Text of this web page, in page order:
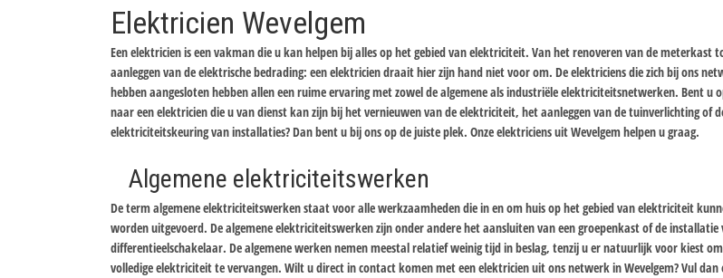
Elektricien Wevelgem
Een elektricien is een vakman die u kan helpen bij alles op het gebied van elektriciteit. Van het renoveren van de meterkast
aanleggen van de elektrische bedrading: een elektricien draait hier zijn hand niet voor om. De elektriciens die zich bij ons
hebben aangesloten hebben allen een ruime ervaring met zowel de algemene als industriële elektriciteitsnetwerken. Bent u
naar een elektricien die u van dienst kan zijn bij het vernieuwen van de elektriciteit, het aanleggen van de tuinverlichting of
elektriciteitskeuring van installaties? Dan bent u bij ons op de juiste plek. Onze elektriciens uit Wevelgem helpen u graag.
Algemene elektriciteitswerken
De term algemene elektriciteitswerken staat voor alle werkzaamheden die in en om huis op het gebied van elektriciteit
worden uitgevoerd. De algemene elektriciteitswerken zijn onder andere het aansluiten van een groepenkast of de installatie
differentieelschakelaar. De algemene werken nemen meestal relatief weinig tijd in beslag, tenzij u er natuurlijk voor kiest
volledige elektriciteit te vervangen. Wilt u direct in contact komen met een elektricien uit ons netwerk in Wevelgem? Vul dan